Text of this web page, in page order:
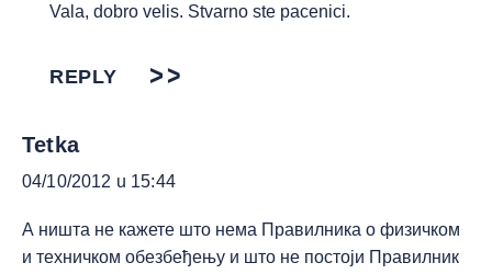
Vala, dobro velis. Stvarno ste pacenici.
REPLY
Tetka
04/10/2012 u 15:44
А ништа не кажете што нема Правилника о физичком
и техничком обезбеђењу и што не постоји Правилник